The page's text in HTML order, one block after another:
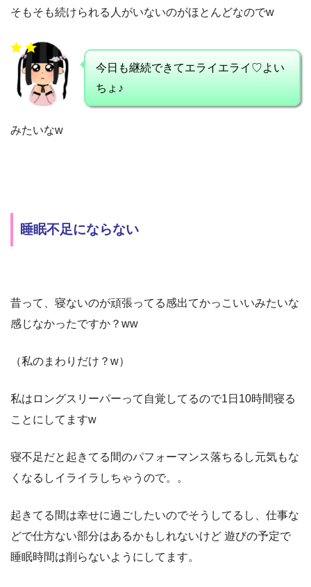
そもそも続けられる人がいないのがほとんどなのでw
今日も継続できてエライエライ♡よい
ちょ♪
みたいなw
睡眠不足にならない
昔って、寝ないのが頑張ってる感出てかっこいいみたいな
感じなかったですか？ww
（私のまわりだけ？w）
私はロングスリーパーって自覚してるので1日10時間寝る
ことにしてますw
寝不足だと起きてる間のパフォーマンス落ちるし元気もな
くなるしイライラしちゃうので。。
起きてる間は幸せに過ごしたいのでそうしてるし、仕事な
どで仕方ない部分はあるかもしれないけど 遊びの予定で
睡眠時間は削らないようにしてます。